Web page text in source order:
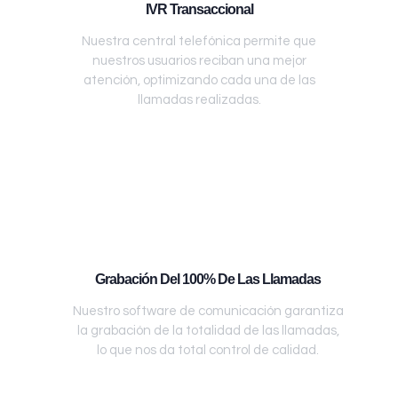
IVR Transaccional
Nuestra central telefónica permite que
nuestros usuarios reciban una mejor
atención, optimizando cada una de las
llamadas realizadas.
Grabación Del 100% De Las Llamadas
Nuestro software de comunicación garantiza
la grabación de la totalidad de las llamadas,
lo que nos da total control de calidad.